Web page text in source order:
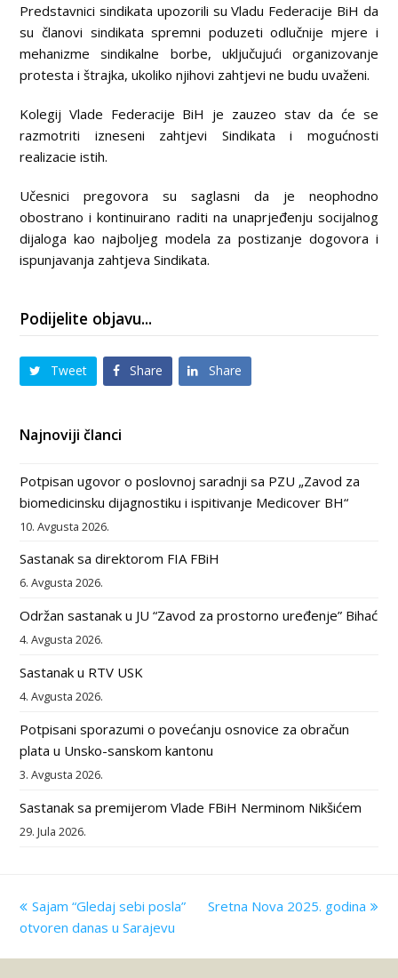
Predstavnici sindikata upozorili su Vladu Federacije BiH da
su članovi sindikata spremni poduzeti odlučnije mjere i
mehanizme sindikalne borbe, uključujući organizovanje
protesta i štrajka, ukoliko njihovi zahtjevi ne budu uvaženi.
Kolegij Vlade Federacije BiH je zauzeo stav da će se
razmotriti izneseni zahtjevi Sindikata i mogućnosti
realizacie istih.
Učesnici pregovora su saglasni da je neophodno
obostrano i kontinuirano raditi na unaprjeđenju socijalnog
dijaloga kao najboljeg modela za postizanje dogovora i
ispunjavanja zahtjeva Sindikata.
Podijelite objavu...
Tweet Share Share
Najnoviji članci
Potpisan ugovor o poslovnoj saradnji sa PZU „Zavod za
biomedicinsku dijagnostiku i ispitivanje Medicover BH“
10. Avgusta 2026.
Sastanak sa direktorom FIA FBiH
6. Avgusta 2026.
Održan sastanak u JU “Zavod za prostorno uređenje” Bihać
4. Avgusta 2026.
Sastanak u RTV USK
4. Avgusta 2026.
Potpisani sporazumi o povećanju osnovice za obračun
plata u Unsko-sanskom kantonu
3. Avgusta 2026.
Sastanak sa premijerom Vlade FBiH Nerminom Nikšićem
29. Jula 2026.
previous
post:
Sajam “Gledaj sebi posla”
otvoren danas u Sarajevu
next
Sretna Nova 2025. godina